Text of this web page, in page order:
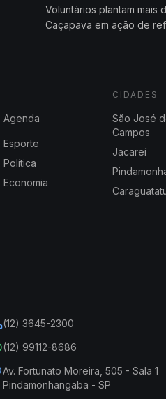
Voluntários plantam mais
Caçapava em ação de
Agenda
Esporte
Política
Economia
CIDADES
São José
Campos
Jacareí
(12) 3645-2300
(12) 99112-8686
Av. Fortunato Moreira, 505 - Sala 1
Pindamonhangaba - SP